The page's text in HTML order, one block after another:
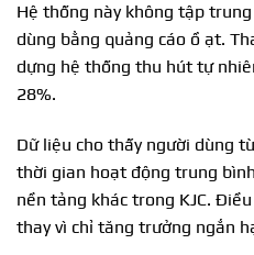
Hệ thống này không tập
dùng bằng quảng cáo ồ ạt.
dựng hệ thống thu hút tự
28%.
Dữ liệu cho thấy người dùng
thời gian hoạt động trung
nền tảng khác trong KJC.
thay vì chỉ tăng trưởng ngắn